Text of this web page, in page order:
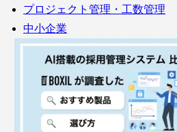
プロジェクト管理・工数管理
中小企業